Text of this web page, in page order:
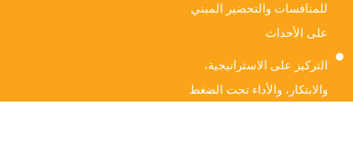
للمنافسات والتحضير المبني
على الأحداث
التركيز على الاستراتيجية،
والابتكار، والأداء تحت الضغط